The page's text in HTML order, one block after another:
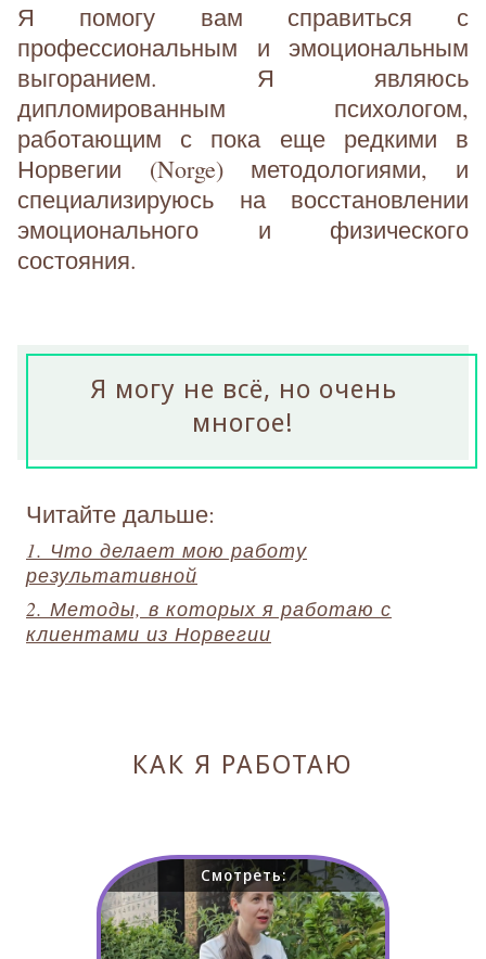
Я помогу вам справиться с
профессиональным и эмоциональным
выгоранием. Я являюсь
дипломированным психологом,
работающим с пока еще редкими в
Норвегии (Norge) методологиями, и
специализируюсь на восстановлении
эмоционального и физического
состояния.
Я могу не всё, но очень
многое!
Читайте дальше:
1. Что делает мою работу
результативной
2. Методы, в которых я работаю с
клиентами из Норвегии
КАК Я РАБОТАЮ
Смотреть: